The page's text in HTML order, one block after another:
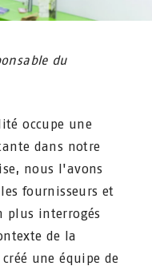
du
occupe une
dans notre
nous l'avons
fournisseurs et
plus interrogés
de la
une équipe de